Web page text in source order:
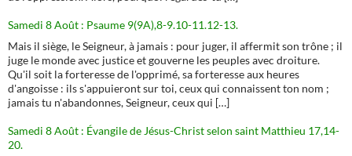
Samedi 8 Août : Psaume 9(9A),8-9.10-11.12-13.
Mais il siège, le Seigneur, à jamais : pour juger, il affermit son trône ; il
juge le monde avec justice et gouverne les peuples avec droiture.
Qu'il soit la forteresse de l'opprimé, sa forteresse aux heures
d'angoisse : ils s'appuieront sur toi, ceux qui connaissent ton nom ;
jamais tu n'abandonnes, Seigneur, ceux qui […]
Samedi 8 Août : Évangile de Jésus-Christ selon saint Matthieu 17,14-
20.